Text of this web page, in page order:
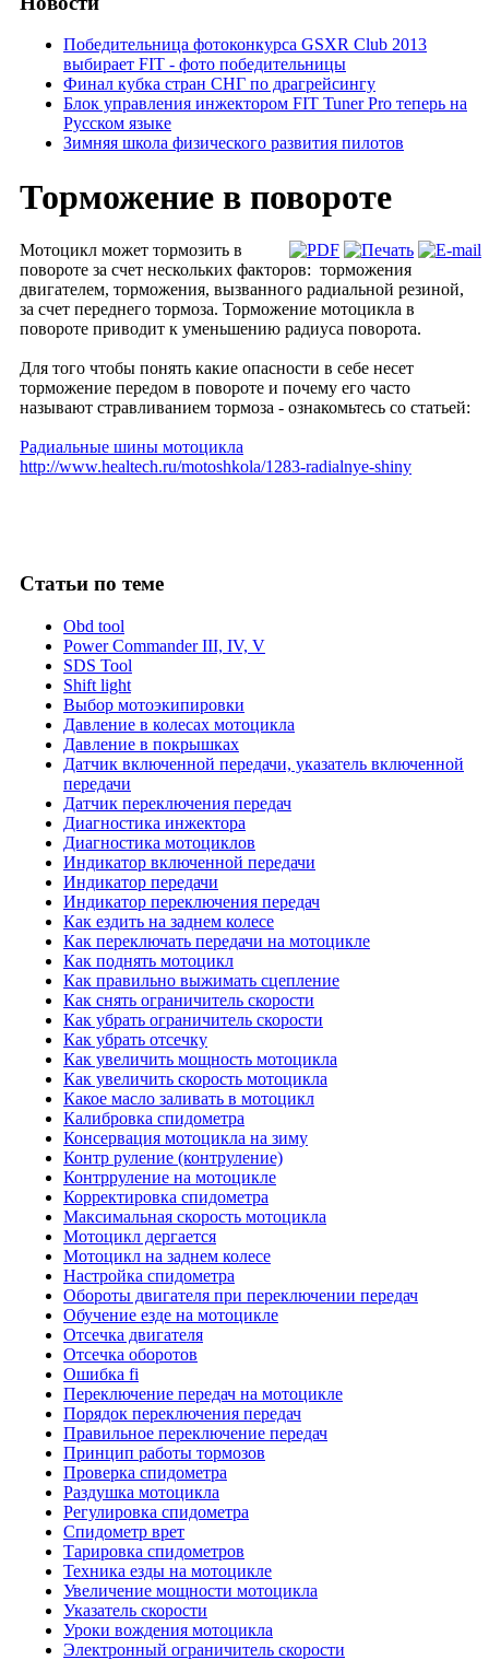
Победительница фотоконкурса GSXR Club 2013
выбирает FIT - фото победительницы
Финал кубка стран СНГ по драгрейсингу
Блок управления инжектором FIT Tuner Pro теперь на
Русском языке
Зимняя школа физического развития пилотов
Торможение в повороте
Мотоцикл может тормозить в
повороте за счет нескольких факторов: торможения
двигателем, торможения, вызванного радиальной резиной,
за счет переднего тормоза. Торможение мотоцикла в
повороте приводит к уменьшению радиуса поворота.
Для того чтобы понять какие опасности в себе несет
торможение передом в повороте и почему его часто
называют стравливанием тормоза - ознакомьтесь со статьей:
Радиальные шины мотоцикла
http://www.healtech.ru/motoshkola/1283-radialnye-shiny
Статьи по теме
Obd tool
Power Commander III, IV, V
SDS Tool
Shift light
Выбор мотоэкипировки
Давление в колесах мотоцикла
Давление в покрышках
Датчик включенной передачи, указатель включенной
передачи
Датчик переключения передач
Диагностика инжектора
Диагностика мотоциклов
Индикатор включенной передачи
Индикатор передачи
Индикатор переключения передач
Как ездить на заднем колесе
Как переключать передачи на мотоцикле
Как поднять мотоцикл
Как правильно выжимать сцепление
Как снять ограничитель скорости
Как убрать ограничитель скорости
Как убрать отсечку
Как увеличить мощность мотоцикла
Как увеличить скорость мотоцикла
Какое масло заливать в мотоцикл
Калибровка спидометра
Консервация мотоцикла на зиму
Контр руление (контруление)
Контрруление на мотоцикле
Корректировка спидометра
Максимальная скорость мотоцикла
Мотоцикл дергается
Мотоцикл на заднем колесе
Настройка спидометра
Обороты двигателя при переключении передач
Обучение езде на мотоцикле
Отсечка двигателя
Отсечка оборотов
Ошибка fi
Переключение передач на мотоцикле
Порядок переключения передач
Правильное переключение передач
Принцип работы тормозов
Проверка спидометра
Раздушка мотоцикла
Регулировка спидометра
Спидометр врет
Тарировка спидометров
Техника езды на мотоцикле
Увеличение мощности мотоцикла
Указатель скорости
Уроки вождения мотоцикла
Электронный ограничитель скорости